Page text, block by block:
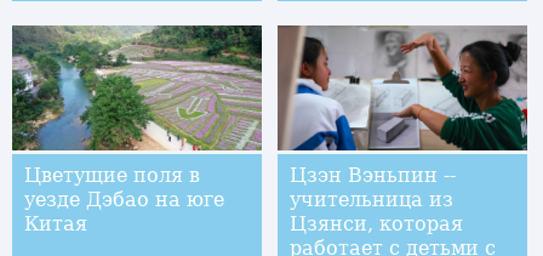
Цветущие поля в
уезде Дэбао на юге
Китая
Цзэн Вэньпин --
учительница из
Цзянси, которая
работает с детьми с